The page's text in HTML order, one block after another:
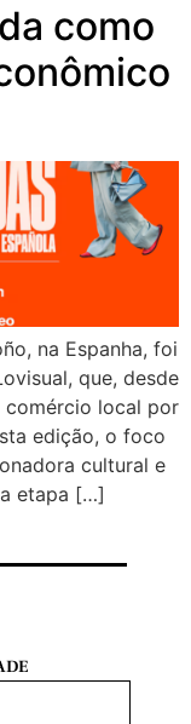
como
na Espanha, foi
que, desde
comércio local por
edição, o foco
cultural e
etapa […]